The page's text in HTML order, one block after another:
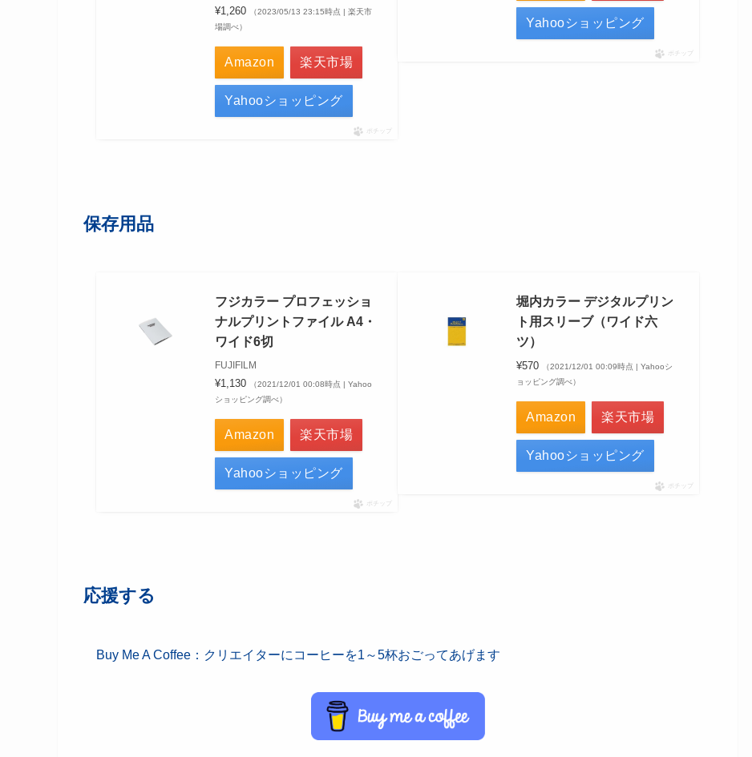
¥1,260
（2023/05/13 23:15時点 | 楽天市
場調べ）
Amazon 楽天市場
Yahooショッピング
ポチップ
Yahooショッピング
ポチップ
保存用品
フジカラー プロフェッショ
ナルプリントファイル A4・
ワイド6切
FUJIFILM
¥1,130
（2021/12/01 00:08時点 | Yahoo
ショッピング調べ）
Amazon 楽天市場
Yahooショッピング
ポチップ
堀内カラー デジタルプリン
ト用スリーブ（ワイド六
ツ）
¥570
（2021/12/01 00:09時点 | Yahooシ
ョッピング調べ）
Amazon 楽天市場
Yahooショッピング
ポチップ
応援する
Buy Me A Coffee：クリエイターにコーヒーを1～5杯おごってあげます